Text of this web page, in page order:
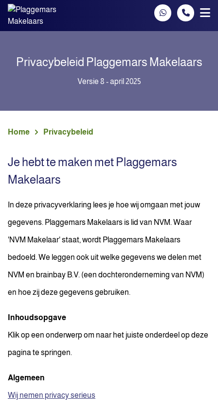
Spring naar inhoud
Privacybeleid Plaggemars Makelaars
Versie 8 - april 2025
Home Privacybeleid
Je hebt te maken met Plaggemars
Makelaars
In deze privacyverklaring lees je hoe wij omgaan met jouw
gegevens. Plaggemars Makelaars is lid van NVM. Waar
'NVM Makelaar' staat, wordt Plaggemars Makelaars
bedoeld. We leggen ook uit welke gegevens we delen met
NVM en brainbay B.V. (een dochteronderneming van NVM)
en hoe zij deze gegevens gebruiken.
Inhoudsopgave
Klik op een onderwerp om naar het juiste onderdeel op deze
pagina te springen.
Algemeen
Wij nemen privacy serieus